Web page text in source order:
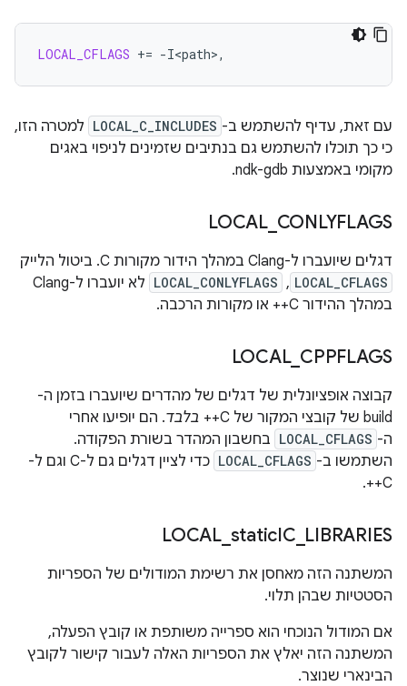
LOCAL_CFLAGS +=
עם זאת, עדיף להשתמש ב- LOCAL_C_INCLUDES למטרה הזו,
כי כך תוכלו להשתמש גם בנתיבים שזמינים לניפוי באגים
מקומי באמצעות ndk-gdb.
LOCAL_ CONLYFLAGS
דגלים שיועברו ל-Clang במהלך הידור מקורות C. ביטול הלייק
LOCAL_CFLAGS
,
LOCAL_CONLYFLAGS
לא יועברו ל-Clang
במהלך ההידור C++ או מקורות הרכבה.
LOCAL_ CPPFLAGS
קבוצה אופציונלית של דגלים של מהדרים שיועברו בזמן ה-
build של קובצי המקור של C++‏
בלבד. הם יופיעו אחרי
ה- LOCAL_CFLAGS בחשבון המהדר בשורת הפקודה.
השתמשו ב- LOCAL_CFLAGS
כדי לציין דגלים גם ל-C וגם ל-
C++.
LOCAL_ staticIC LIBRARIES
המשתנה הזה מאחסן את רשימת המודולים של הספריות
הסטטיות שבהן תלוי.
אם המודול הנוכחי הוא ספרייה משותפת או קובץ הפעלה,
המשתנה הזה יאלץ את הספריות האלה לעבור קישור לקובץ
הבינארי שנוצר.